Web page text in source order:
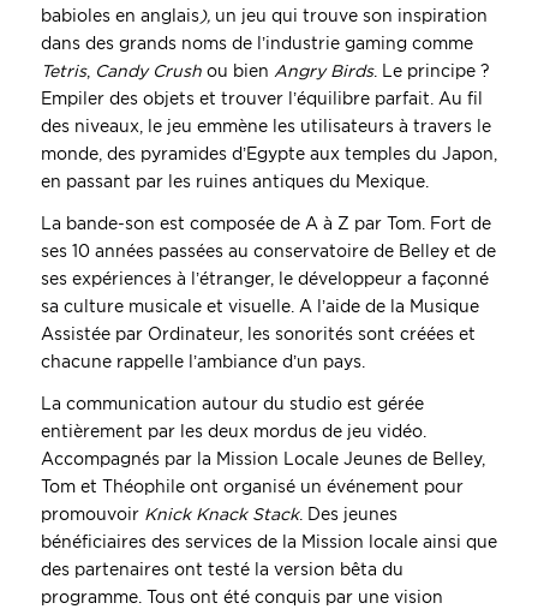
babioles en anglais), un jeu qui trouve son inspiration
dans des grands noms de l’industrie gaming comme
Tetris, Candy Crushou bien Angry Birds. Le principe ?
Empiler des objets et trouver l’équilibre parfait. Au fil
des niveaux, le jeu emmène les utilisateurs à travers le
monde, des pyramides d’Egypte aux temples du Japon,
en passant par les ruines antiques du Mexique.
La bande-son est composée de A à Z par Tom. Fort de
ses 10 années passées au conservatoire de Belley et de
ses expériences à l’étranger, le développeur a façonné
sa culture musicale et visuelle. A l’aide de la Musique
Assistée par Ordinateur, les sonorités sont créées et
chacune rappelle l’ambiance d’un pays.
La communication autour du studio est gérée
entièrement par les deux mordus de jeu vidéo.
Accompagnés par la Mission Locale Jeunes de Belley,
Tom et Théophile ont organisé un événement pour
promouvoir Knick Knack Stack. Des jeunes
bénéficiaires des services de la Mission locale ainsi que
des partenaires ont testé la version bêta du
programme. Tous ont été conquis par une vision